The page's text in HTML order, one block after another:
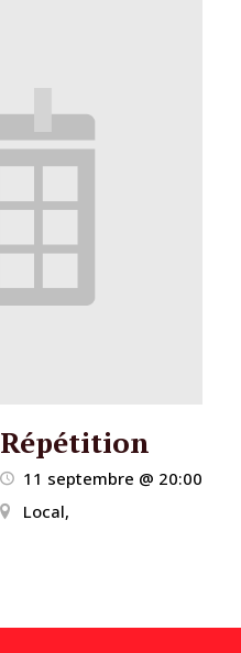
Répétition
11 septembre @ 20:00
Local,